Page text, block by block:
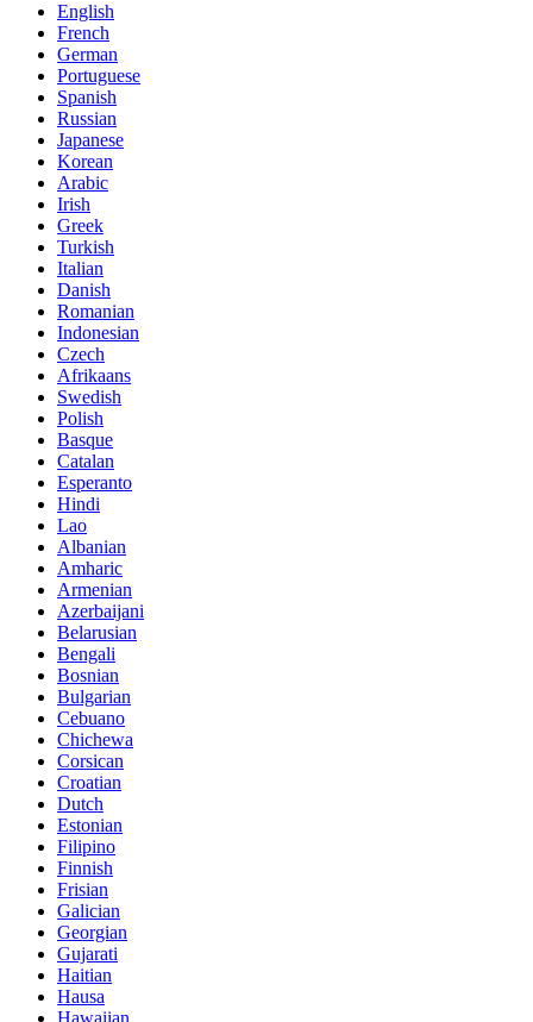
English
French
German
Portuguese
Spanish
Russian
Japanese
Korean
Arabic
Irish
Greek
Turkish
Italian
Danish
Romanian
Indonesian
Czech
Afrikaans
Swedish
Polish
Basque
Catalan
Esperanto
Hindi
Lao
Albanian
Amharic
Armenian
Azerbaijani
Belarusian
Bengali
Bosnian
Bulgarian
Cebuano
Chichewa
Corsican
Croatian
Dutch
Estonian
Filipino
Finnish
Frisian
Galician
Georgian
Gujarati
Haitian
Hausa
Hawaiian